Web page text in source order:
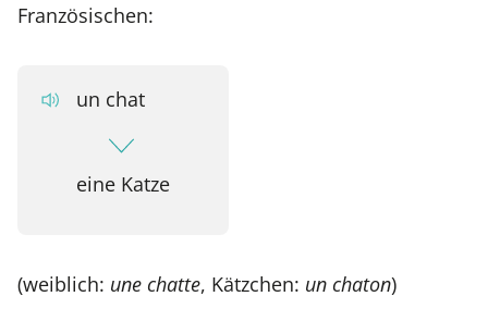
Französischen:
un chat
eine Katze
(weiblich: une chatte, Kätzchen: un chaton)